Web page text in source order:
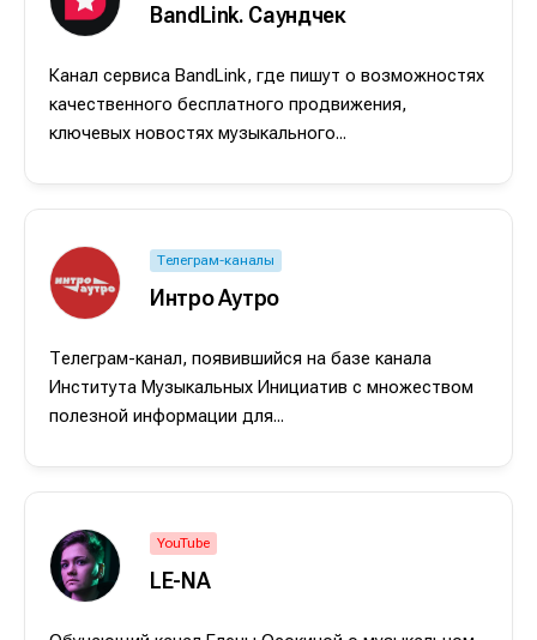
Продакшн
Инструменты
Продакшн
Инструменты
BandLink. Саундчек
Канал сервиса BandLink, где пишут о возможностях
качественного бесплатного продвижения,
ключевых новостях музыкального...
Телеграм-каналы
Интро Аутро
Телеграм-канал, появившийся на базе канала
Института Музыкальных Инициатив с множеством
полезной информации для...
YouTube
LE-NA